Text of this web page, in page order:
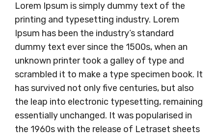
Lorem Ipsum is simply dummy text of the
printing and typesetting industry. Lorem
Ipsum has been the industry’s standard
dummy text ever since the 1500s, when an
unknown printer took a galley of type and
scrambled it to make a type specimen book. It
has survived not only five centuries, but also
the leap into electronic typesetting, remaining
essentially unchanged. It was popularised in
the 1960s with the release of Letraset sheets